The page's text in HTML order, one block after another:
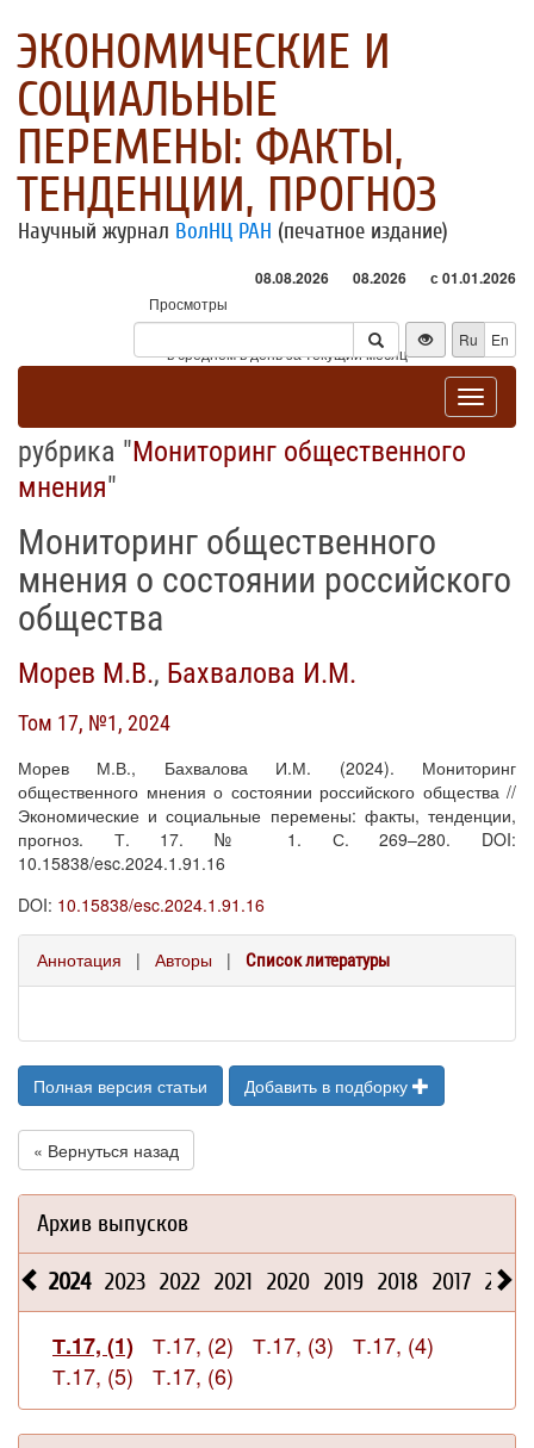
ЭКОНОМИЧЕСКИЕ И
СОЦИАЛЬНЫЕ
ПЕРЕМЕНЫ: ФАКТЫ,
ТЕНДЕНЦИИ, ПРОГНОЗ
Научный журнал ВолНЦ РАН (печатное издание)
08.08.2026 08.2026 с 01.01.2026
Просмотры
Посетители
* - в среднем в день за текущий месяц
Ru En
Toggle
рубрика "Мониторинг общественного
мнения"
Мониторинг общественного
мнения о состоянии российского
общества
Морев М.В., Бахвалова И.М.
Том 17, №1, 2024
Морев М.В., Бахвалова И.М. (2024). Мониторинг
общественного мнения о состоянии российского общества //
Экономические и социальные перемены: факты, тенденции,
прогноз. Т. 17. № 1. С. 269–280. DOI:
10.15838/esc.2024.1.91.16
DOI: 10.15838/esc.2024.1.91.16
Аннотация | Авторы | Список литературы
Полная версия статьи Добавить в подборку
« Вернуться назад
Архив выпусков
2024 2023 2022 2021 2020 2019 2018 2017 2016
Т.17, (1) Т.17, (2) Т.17, (3)
Т.17, (4)
Т.17, (5)
Т.17, (6)